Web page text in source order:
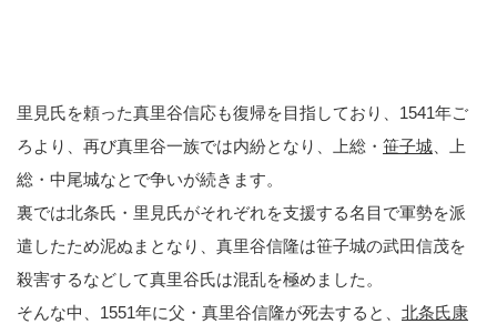
里見氏を頼った真里谷信応も復帰を目指しており、1541年ご
ろより、再び真里谷一族では内紛となり、上総・ 笹子城 、上
総・中尾城なとで争いが続きます。
裏では北条氏・里見氏がそれぞれを支援する名目で軍勢を派
遣したため泥ぬまとなり、真里谷信隆は笹子城の武田信茂を
殺害するなどして真里谷氏は混乱を極めました。
そんな中、1551年に父・真里谷信隆が死去すると、 北条氏康